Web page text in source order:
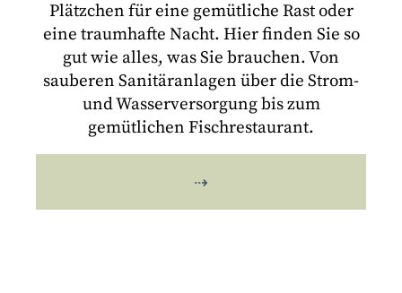
Plätzchen für eine gemütliche Rast oder
eine traumhafte Nacht. Hier finden Sie so
gut wie alles, was Sie brauchen. Von
sauberen Sanitäranlagen über die Strom-
und Wasserversorgung bis zum
gemütlichen Fischrestaurant.
⇢